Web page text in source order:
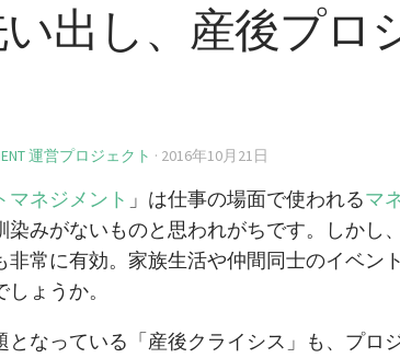
出し、産後プロ
運営プロジェクト · 2016年10月21日
マネジメント 」は仕事の場面で使われるマ
染みがないものと思われがちです。しかし、
非常に有効。家族生活や仲間同士のイベン
ょうか。
となっている「産後クライシス」も、プロ